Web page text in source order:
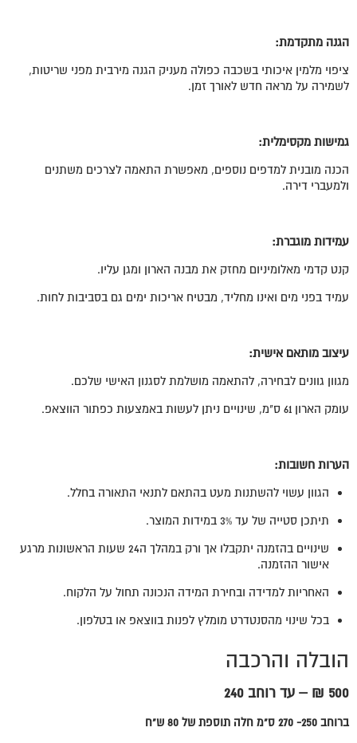
הגנה מתקדמת:
ציפוי מלמין איכותי בשכבה כפולה מעניק הגנה מירבית מפני שריטות,
לשמירה על מראה חדש לאורך זמן.
גמישות מקסימלית:
הכנה מובנית למדפים נוספים, מאפשרת התאמה לצרכים משתנים
ולמעברי דירה.
עמידות מוגברת:
קנט קדמי מאלומיניום מחזק את מבנה הארון ומגן עליו.
עמיד בפני מים ואינו מחליד, מבטיח אריכות ימים גם בסביבות לחות.
עיצוב מותאם אישית:
מגוון גוונים לבחירה, להתאמה מושלמת לסגנון האישי שלכם.
עומק הארון 61 ס"מ, שינויים ניתן לעשות באמצעות כפתור הווצאפ.
הערות חשובות:
הגוון עשוי להשתנות מעט בהתאם לתנאי התאורה בחלל.
תיתכן סטייה של עד 3% במידות המוצר.
שינויים בהזמנה יתקבלו אך ורק במהלך ה24 שעות הראשונות מרגע
אישור ההזמנה.
האחריות למדידה ובחירת המידה הנכונה תחול על הלקוח.
בכל שינוי מהסנטדרט מומלץ לפנות בווצאפ או בטלפון.
הובלה והרכבה
500 ₪ – עד רוחב 240
ברוחב 250- 270 ס"מ חלה תוספת של 80 ש"ח